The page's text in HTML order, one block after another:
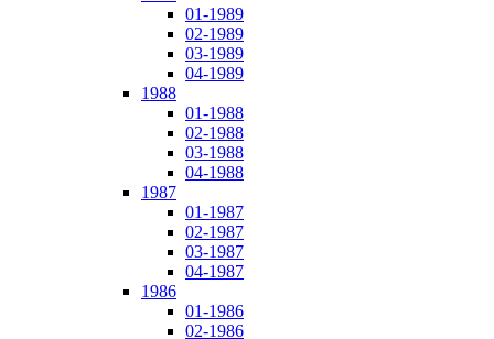
01-1989
02-1989
03-1989
04-1989
1988
01-1988
02-1988
03-1988
04-1988
1987
01-1987
02-1987
03-1987
04-1987
1986
01-1986
02-1986